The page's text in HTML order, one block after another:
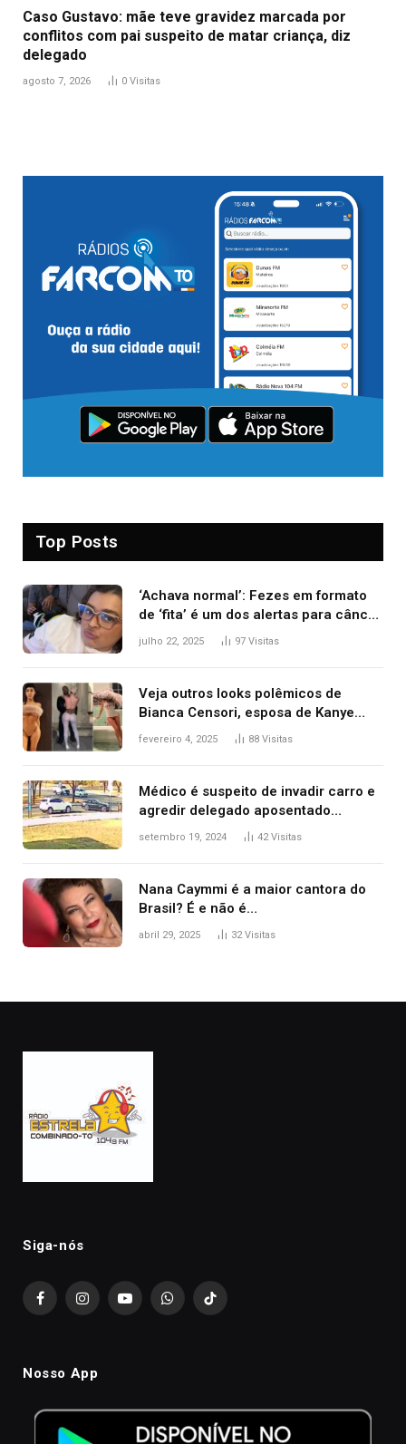
Caso Gustavo: mãe teve gravidez marcada por
conflitos com pai suspeito de matar criança, diz
delegado
agosto 7, 2026 0 Visitas
Top Posts
‘Achava normal’: Fezes em formato
de ‘fita’ é um dos alertas para câncer
colorretal; relembre fala de Preta Gil
julho 22, 2025 97 Visitas
Veja outros looks polêmicos de
Bianca Censori, esposa de Kanye
West que apareceu nua no Grammy
fevereiro 4, 2025 88 Visitas
Médico é suspeito de invadir carro e
agredir delegado aposentado
durante confusão no trânsito
setembro 19, 2024 42Visitas
Nana Caymmi é a maior cantora do
Brasil? É e não é…
abril 29, 2025 32Visitas
Siga-nós
FacebookInstagramYouTubeWhatsAppTikTok
Nosso App